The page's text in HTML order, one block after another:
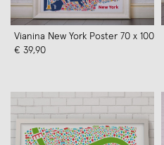
Vianina New York Poster 70 x 100
€ 39,90